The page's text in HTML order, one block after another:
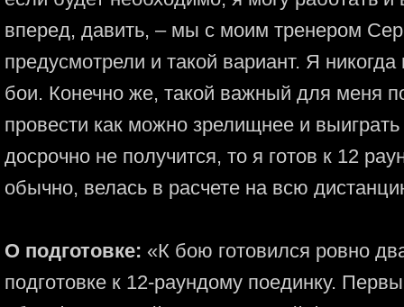
вперед, давить, – мы с моим тренером
предусмотрели и такой вариант. Я
бои. Конечно же, такой важный для меня
провести как можно зрелищнее и
досрочно не получится, то я готов к 12
обычно, велась в расчете на всю
О подготовке: «К бою готовился ровно
подготовке к 12-раундому поединку.